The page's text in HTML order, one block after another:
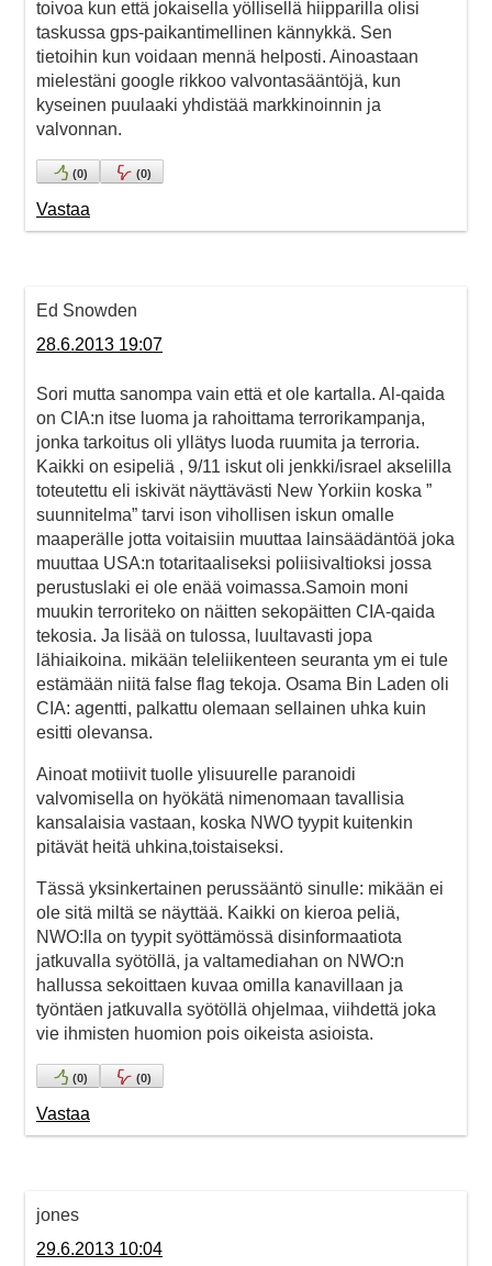
toivoa kun että jokaisella yöllisellä hiipparilla olisi
taskussa gps-paikantimellinen kännykkä. Sen
tietoihin kun voidaan mennä helposti. Ainoastaan
mielestäni google rikkoo valvontasääntöjä, kun
kyseinen puulaaki yhdistää markkinoinnin ja
valvonnan.
(0) (0)
Vastaa
Ed Snowden
28.6.2013 19:07
Sori mutta sanompa vain että et ole kartalla. Al-qaida
on CIA:n itse luoma ja rahoittama terrorikampanja,
jonka tarkoitus oli yllätys luoda ruumita ja terroria.
Kaikki on esipeliä , 9/11 iskut oli jenkki/israel akselilla
toteutettu eli iskivät näyttävästi New Yorkiin koska ”
suunnitelma” tarvi ison vihollisen iskun omalle
maaperälle jotta voitaisiin muuttaa lainsäädäntöä joka
muuttaa USA:n totaritaaliseksi poliisivaltioksi jossa
perustuslaki ei ole enää voimassa.Samoin moni
muukin terroriteko on näitten sekopäitten CIA-qaida
tekosia. Ja lisää on tulossa, luultavasti jopa
lähiaikoina. mikään teleliikenteen seuranta ym ei tule
estämään niitä false flag tekoja. Osama Bin Laden oli
CIA: agentti, palkattu olemaan sellainen uhka kuin
esitti olevansa.
Ainoat motiivit tuolle ylisuurelle paranoidi
valvomisella on hyökätä nimenomaan tavallisia
kansalaisia vastaan, koska NWO tyypit kuitenkin
pitävät heitä uhkina,toistaiseksi.
Tässä yksinkertainen perussääntö sinulle: mikään ei
ole sitä miltä se näyttää. Kaikki on kieroa peliä,
NWO:lla on tyypit syöttämössä disinformaatiota
jatkuvalla syötöllä, ja valtamediahan on NWO:n
hallussa sekoittaen kuvaa omilla kanavillaan ja
työntäen jatkuvalla syötöllä ohjelmaa, viihdettä joka
vie ihmisten huomion pois oikeista asioista.
(0) (0)
Vastaa
jones
29.6.2013 10:04